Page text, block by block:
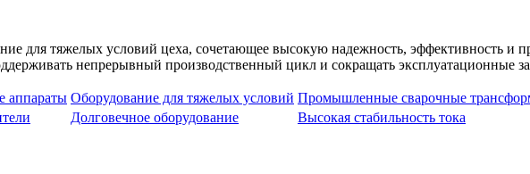
для тяжелых условий цеха, сочетающее высокую надежность, эффективность и
непрерывный производственный цикл и сокращать эксплуатационные
аппараты Оборудование для тяжелых условий Промышленные сварочные
Долговечное оборудование Высокая стабильность тока